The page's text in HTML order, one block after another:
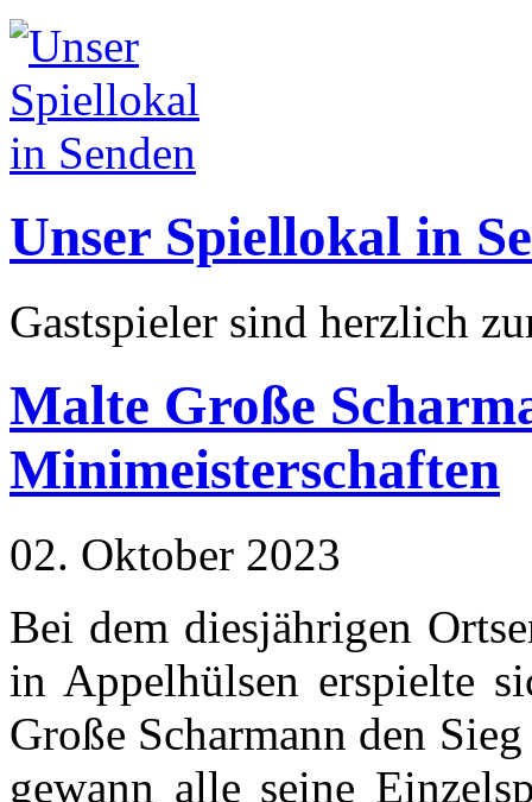
Unser Spiellokal in
Gastspieler sind herzlich
Malte Große
Minimeisterschaften
02. Oktober 2023
Bei dem diesjährigen
in Appelhülsen erspielte
Große Scharmann den
gewann alle seine